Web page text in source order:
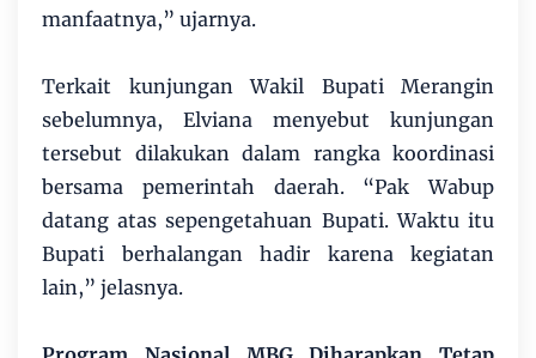
manfaatnya,” ujarnya.
Terkait kunjungan Wakil Bupati Merangin
sebelumnya, Elviana menyebut kunjungan
tersebut dilakukan dalam rangka koordinasi
bersama pemerintah daerah. “Pak Wabup
datang atas sepengetahuan Bupati. Waktu itu
Bupati berhalangan hadir karena kegiatan
lain,” jelasnya.